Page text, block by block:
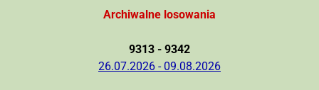
Archiwalne losowania
9313 - 9342
26.07.2026 - 09.08.2026